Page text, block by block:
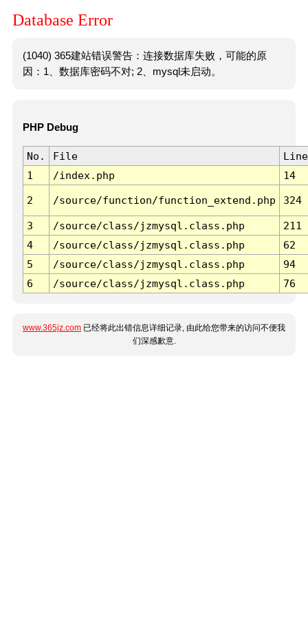
Database Error
(1040) 365建站错误警告：连接数据库失败，可能的原
因：1、数据库密码不对; 2、mysql未启动。
PHP Debug
No. File
Line
1
/index.php 14
2 /source/function/function_extend.php 324
3 /source/class/jzmysql.class.php
211
4
/source/class/jzmysql.class.php
62
5
/source/class/jzmysql.class.php
94
6
/source/class/jzmysql.class.php 76
www.365jz.com 已经将此出错信息详细记录, 由此给您带来的访问不便我
们深感歉意.